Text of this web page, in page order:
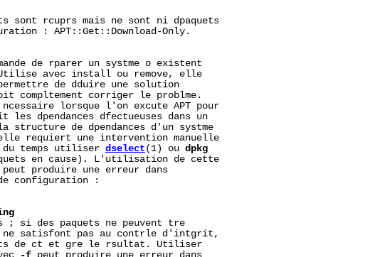
sont rcuprs mais ne sont ni dpaquets
: APT::Get::Download-Only.
de rparer un systme o existent
avec install ou remove, elle
de dduire une solution
compltement corriger le problme.
lorsque l'on excute APT pour
les dpendances dfectueuses dans un
structure de dpendances d'un systme
requiert une intervention manuelle
du temps utiliser
dselect (1) ou dpkg
en cause). L'utilisation de cette
peut produire une erreur dans
configuration :
; si des paquets ne peuvent tre
satisfont pas au contrle d'intgrit,
de ct et gre le rsultat. Utiliser